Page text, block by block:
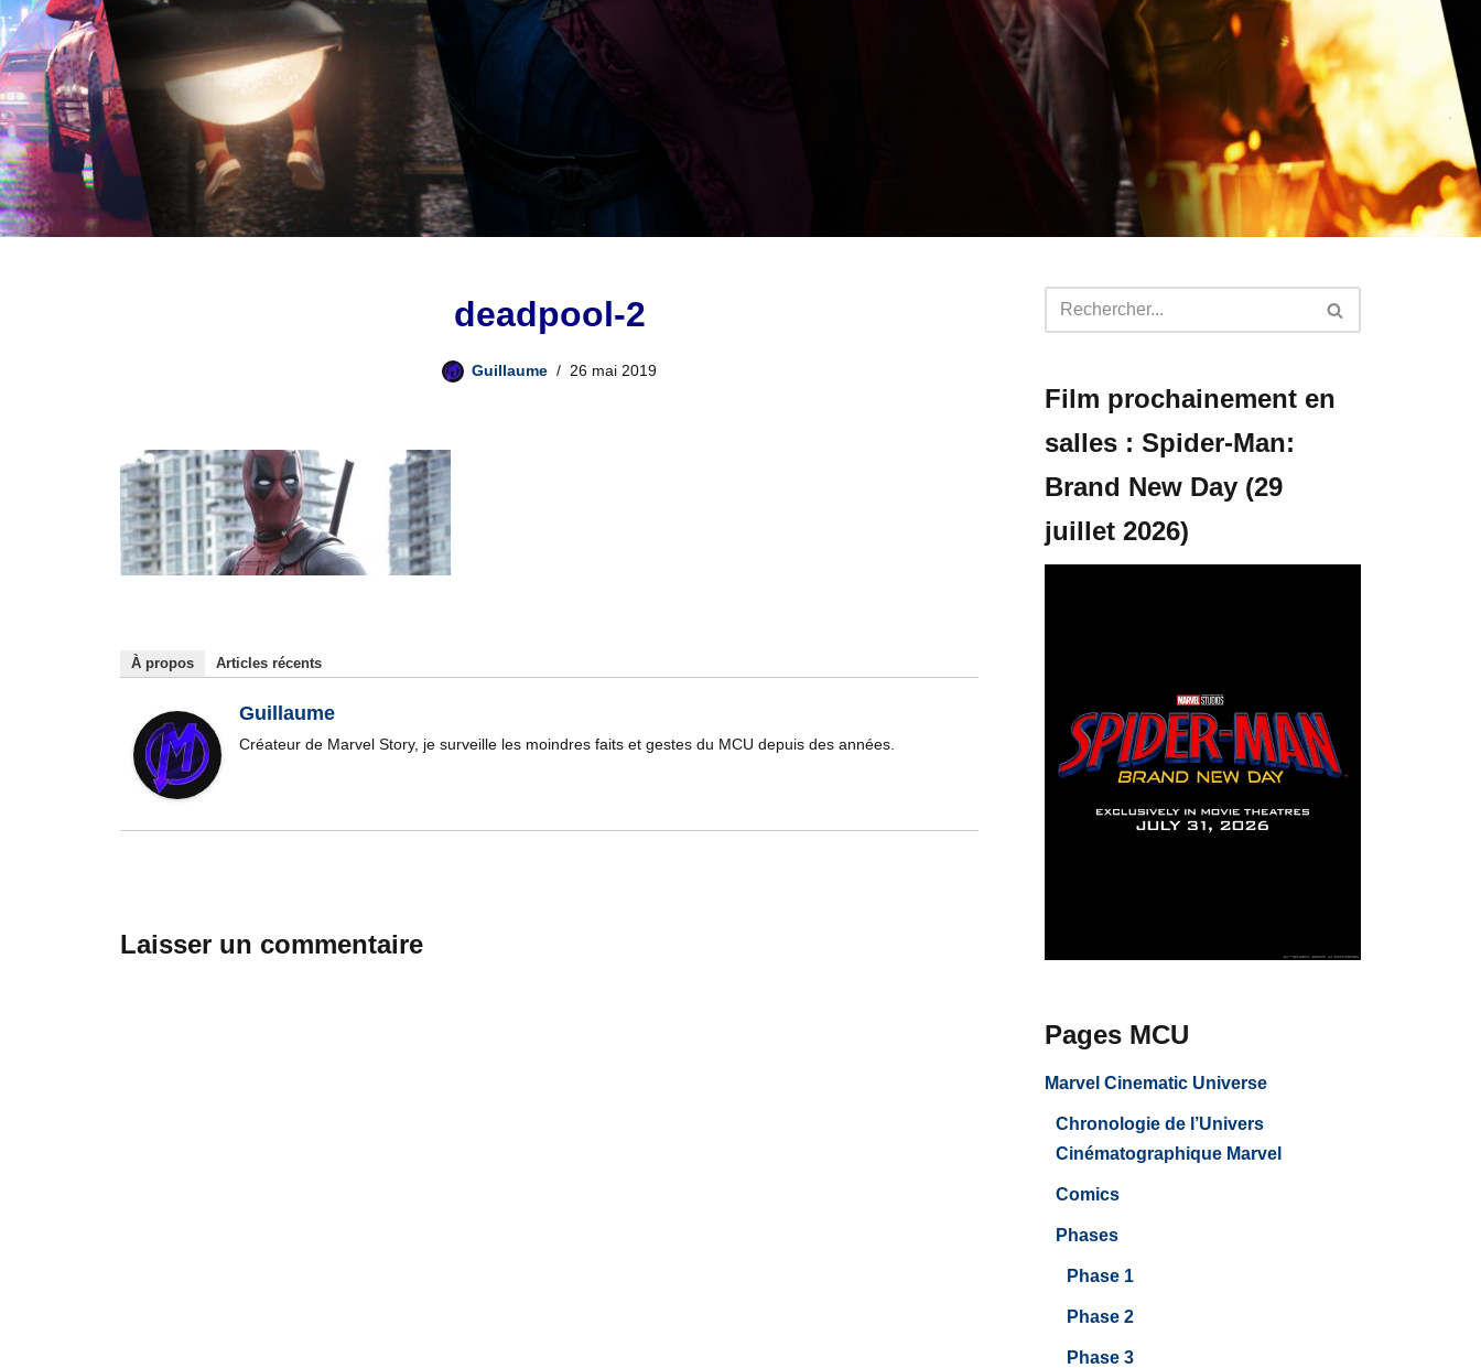
deadpool-2
Guillaume 26 mai 2019
À propos Articles récents
Guillaume
Créateur de Marvel Story, je surveille les moindres faits et gestes du MCU depuis des années.
Laisser un commentaire
Film prochainement en
salles : Spider-Man:
Brand New Day (29
juillet 2026)
Pages MCU
Marvel Cinematic Universe
Chronologie de l’Univers
Cinématographique Marvel
Comics
Phases
Phase 1
Phase 2
Phase 3